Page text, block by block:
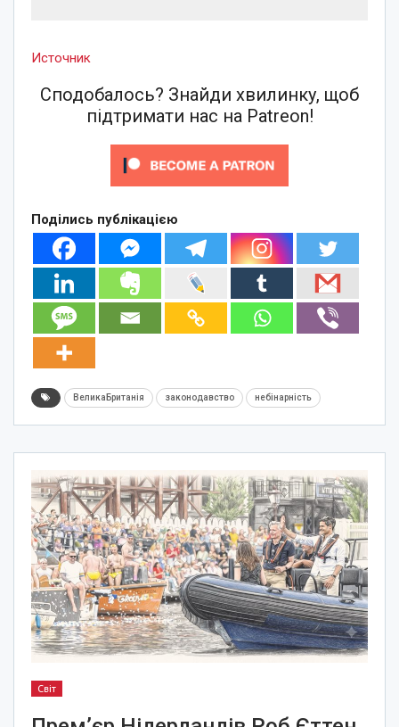
Источник
Сподобалось? Знайди хвилинку, щоб
підтримати нас на Patreon!
Поділись публікацією
ВеликаБританія законодавство небінарність
Світ